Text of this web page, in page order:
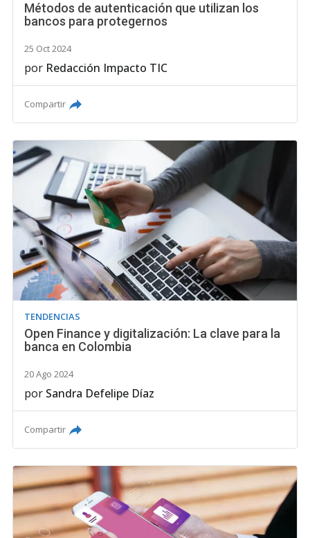
Métodos de autenticación que utilizan los
bancos para protegernos
25 Oct 2024
por Redacción Impacto TIC
Compartir
TENDENCIAS
Open Finance y digitalización: La clave para la
banca en Colombia
20 Ago 2024
por Sandra Defelipe Díaz
Compartir